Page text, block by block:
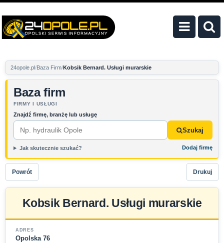
24opole.pl Baza Firm Kobsik Bernard. Usługi murarskie
Baza firm
FIRMY I USŁUGI
Znajdź firmę, branżę lub usługę
Szukaj
Jak skutecznie szukać? Dodaj firmę
Powrót Drukuj
Kobsik Bernard. Usługi murarskie
ADRES
Opolska 76